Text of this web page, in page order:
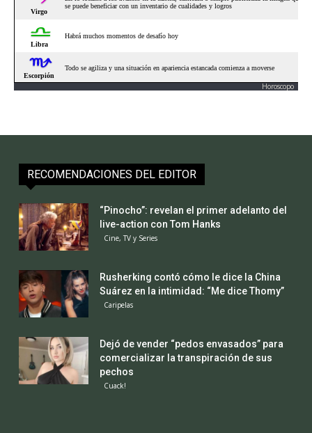
Horoscopo
RECOMENDACIONES DEL EDITOR
“Pinocho”: revelan el primer adelanto del
live-action con Tom Hanks
Cine, TV y Series
Rusherking contó cómo le dice la China
Suárez en la intimidad: “Me dice Thomy”
Caripelas
Dejó de vender “pedos envasados” para
comercializar la transpiración de sus
pechos
Cuack!